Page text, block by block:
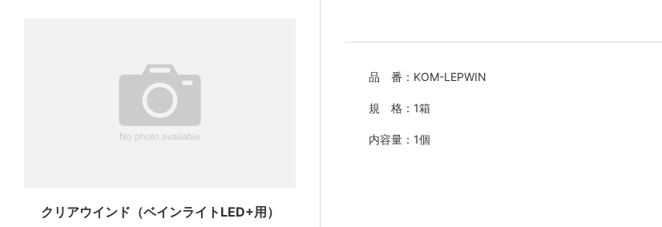
クリアウインド（ベインライトLED+用）
品 番：KOM-LEPWIN
規 格：1箱
内容量：1個